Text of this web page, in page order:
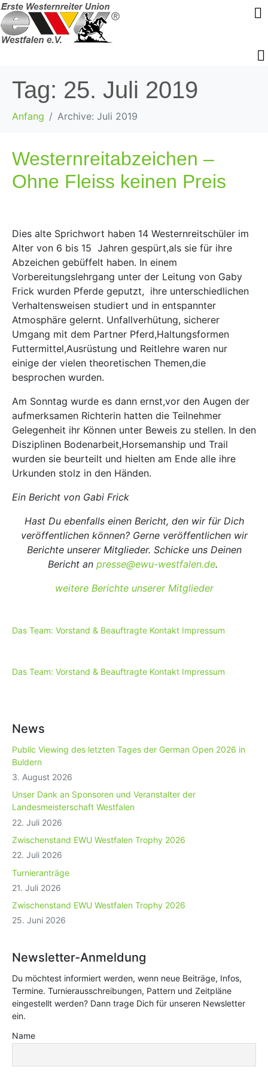
Tag: 25. Juli 2019
Anfang Archive: Juli 2019
Westernreitabzeichen –
Ohne Fleiss keinen Preis
Dies alte Sprichwort haben 14 Westernreitschüler im
Alter von 6 bis 15 Jahren gespürt,als sie für ihre
Abzeichen gebüffelt haben. In einem
Vorbereitungslehrgang unter der Leitung von Gaby
Frick wurden Pferde geputzt, ihre unterschiedlichen
Verhaltensweisen studiert und in entspannter
Atmosphäre gelernt. Unfallverhütung, sicherer
Umgang mit dem Partner Pferd,Haltungsformen
Futtermittel,Ausrüstung und Reitlehre waren nur
einige der vielen theoretischen Themen,die
besprochen wurden.
Am Sonntag wurde es dann ernst,vor den Augen der
aufmerksamen Richterin hatten die Teilnehmer
Gelegenheit ihr Können unter Beweis zu stellen. In den
Disziplinen Bodenarbeit,Horsemanship und Trail
wurden sie beurteilt und hielten am Ende alle ihre
Urkunden stolz in den Händen.
Ein Bericht von Gabi Frick
Hast Du ebenfalls einen Bericht, den wir für Dich
veröffentlichen können? Gerne veröffentlichen wir
Berichte unserer Mitglieder. Schicke uns Deinen
Bericht an presse@ewu-westfalen.de.
weitere Berichte unserer Mitglieder
Das Team: Vorstand & Beauftragte Kontakt Impressum
Das Team: Vorstand & Beauftragte Kontakt Impressum
News
Public Viewing des letzten Tages der German Open 2026 in
Buldern
3. August 2026
Unser Dank an Sponsoren und Veranstalter der
Landesmeisterschaft Westfalen
22. Juli 2026
Zwischenstand EWU Westfalen Trophy 2026
22. Juli 2026
Turnieranträge
21. Juli 2026
Zwischenstand EWU Westfalen Trophy 2026
25. Juni 2026
Newsletter-Anmeldung
Du möchtest informiert werden, wenn neue Beiträge, Infos,
Termine. Turnierausschreibungen, Pattern und Zeitpläne
eingestellt werden? Dann trage Dich für unseren Newsletter
ein.
Name